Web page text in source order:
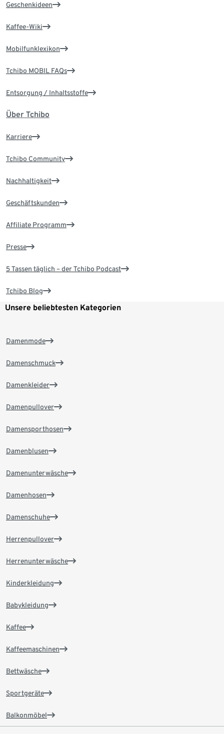
Geschenkideen
Kaffee-Wiki
Mobilfunklexikon
Tchibo MOBIL FAQs
Entsorgung / Inhaltsstoffe
Über Tchibo
Karriere
Tchibo Community
Nachhaltigkeit
Geschäftskunden
Affiliate Programm
Presse
5 Tassen täglich – der Tchibo Podcast
Tchibo Blog
Unsere beliebtesten Kategorien
Damenmode
Damenschmuck
Damenkleider
Damenpullover
Damensporthosen
Damenblusen
Damenunterwäsche
Damenhosen
Damenschuhe
Herrenpullover
Herrenunterwäsche
Kinderkleidung
Babykleidung
Kaffee
Kaffeemaschinen
Bettwäsche
Sportgeräte
Balkonmöbel